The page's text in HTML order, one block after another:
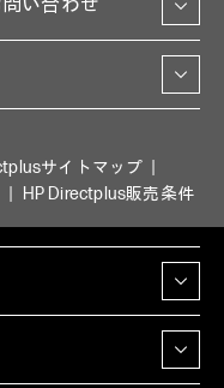
い合わせ
サイトマップ
HP Directplus販売条件